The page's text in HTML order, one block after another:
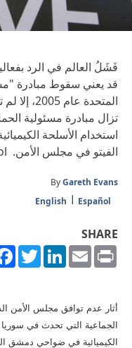
فَشَلُ العالم في الرد
قد يعني سقوط مبادرة
المتحدة
تزال مبادرة مسئولية
استخدام الأسلحة
الفيتو في مجلس الأمن. English, Español
ByGareth Evans
English
Español
SHARE
TwitterLinkedInEmailPrint
أثار عدم توافق مجلس الأمن
الجماعية التي تحدث في
الكيميائية في ضواحي دمشق